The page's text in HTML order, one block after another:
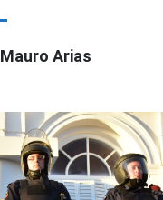
Mauro Arias